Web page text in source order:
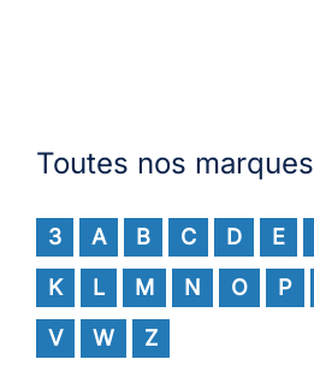
Toutes nos marques
3 A B C D E
K
L M N O P
V
W Z